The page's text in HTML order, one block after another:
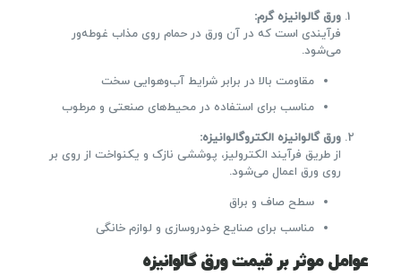
ورق گالوانیزه گرم:
فرآیندی است که در آن ورق در حمام روی مذاب غوطه‌ور
می‌شود.
مقاومت بالا در برابر شرایط آب‌وهوایی سخت
مناسب برای استفاده در محیط‌های صنعتی و مرطوب
ورق گالوانیزه الکتروگالوانیزه:
از طریق فرآیند الکترولیز، پوششی نازک و یکنواخت از روی بر
روی ورق اعمال می‌شود.
سطح صاف و براق
مناسب برای صنایع خودروسازی و لوازم خانگی
عوامل موثر بر قیمت ورق گالوانیزه